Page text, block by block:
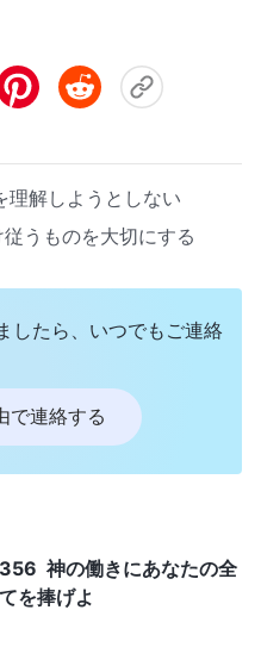
解しようとしない
うものを大切にする
したら、いつでもご連絡
で連絡する
356 神の働きにあなたの全
てを捧げよ